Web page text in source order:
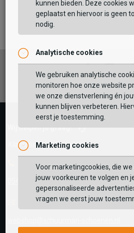
TOEVOEGEN AAN
GEBRUIK MIJN
Zoek op postcode of gebruik jouw
voorraad in een van onze winkels
BEKIJK
VERDER
Vaak samen gekocht met
Wij helpen je graag!
Klantenservice is gesloten
Telefoon
0545-280081
E-mail Antwoord binnen 24 uur
kunnen bieden. Deze cookies
geplaatst en hiervoor is geen
nodig.
Analytische cookies
We gebruiken analytische
monitoren hoe onze website
we onze dienstverlening én
kunnen blijven verbeteren.
eerst je toestemming.
Marketing cookies
Voor marketingcookies, die
jouw voorkeuren te volgen en
gepersonaliseerde
vragen we eerst jouw